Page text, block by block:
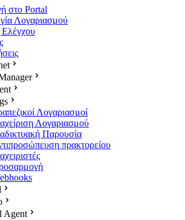
στο Portal
Λογαριασμού
Ελέγχου
Λογαριασμοί
Λογαριασμού
Παρουσία
πρακτορείου
Agent